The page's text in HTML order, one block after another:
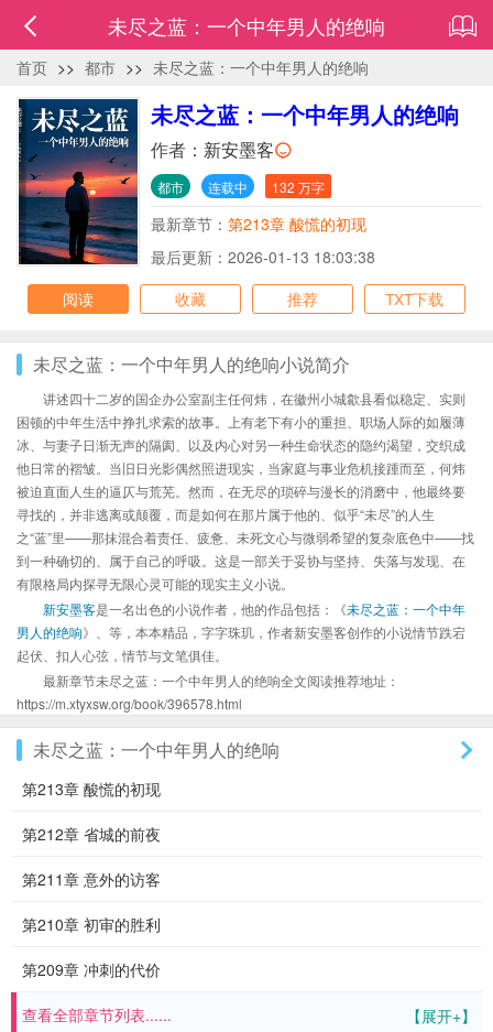
未尽之蓝：一个中年男人的绝响
首页 >> 都市 >> 未尽之蓝：一个中年男人的绝响
未尽之蓝：一个中年男人的绝响
作者： 新安墨客
都市 连载中 132 万字
最新章节： 第213章 酸慌的初现
最后更新：2026-01-13 18:03:38
阅读
收藏 推荐 TXT下载
未尽之蓝：一个中年男人的绝响小说简介
讲述四十二岁的国企办公室副主任何炜，在徽州小城歙县看似稳定、实则
困顿的中年生活中挣扎求索的故事。上有老下有小的重担、职场人际的如履薄
冰、与妻子日渐无声的隔阂、以及内心对另一种生命状态的隐约渴望，交织成
他日常的褶皱。当旧日光影偶然照进现实，当家庭与事业危机接踵而至，何炜
被迫直面人生的逼仄与荒芜。然而，在无尽的琐碎与漫长的消磨中，他最终要
寻找的，并非逃离或颠覆，而是如何在那片属于他的、似乎“未尽”的人生
之“蓝”里——那抹混合着责任、疲惫、未死文心与微弱希望的复杂底色中——找
到一种确切的、属于自己的呼吸。这是一部关于妥协与坚持、失落与发现、在
有限格局内探寻无限心灵可能的现实主义小说。
新安墨客是一名出色的小说作者，他的作品包括：《未尽之蓝：一个中年
男人的绝响》、等，本本精品，字字珠玑，作者新安墨客创作的小说情节跌宕
起伏、扣人心弦，情节与文笔俱佳。
最新章节未尽之蓝：一个中年男人的绝响全文阅读推荐地址：
https://m.xtyxsw.org/book/396578.html
未尽之蓝：一个中年男人的绝响
第213章 酸慌的初现
第212章 省城的前夜
第211章 意外的访客
第210章 初审的胜利
第209章 冲刺的代价
【展开+】
查看全部章节列表......